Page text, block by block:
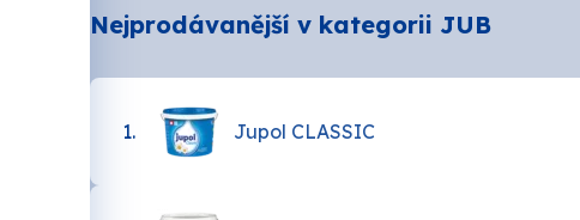
Vrchní
Omyvatelné
Zdravé bydlení
Nejprodávanější v kategorii JUB
1. Jupol CLASSIC